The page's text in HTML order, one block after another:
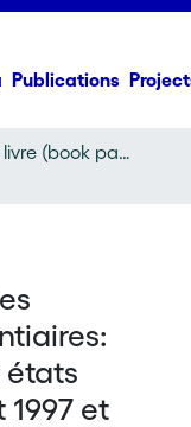
Publications
Chapitre de livre (book part)
états
1997 et